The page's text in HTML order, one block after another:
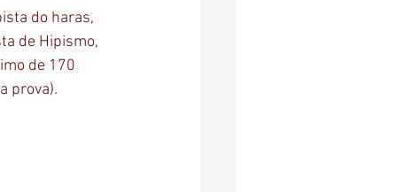
do haras,
de Hipismo,
de 170
prova).